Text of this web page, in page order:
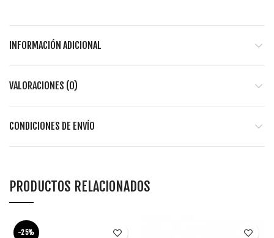
INFORMACIÓN ADICIONAL
VALORACIONES (0)
CONDICIONES DE ENVÍO
PRODUCTOS RELACIONADOS
-25%